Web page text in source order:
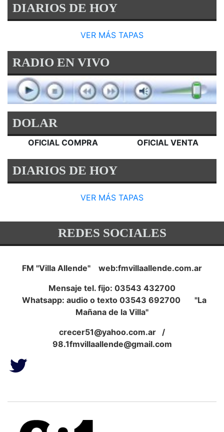
DIARIOS DE HOY
VER MÁS TAPAS
RADIO EN VIVO
DOLAR
OFICIAL COMPRA OFICIAL VENTA
DIARIOS DE HOY
VER MÁS TAPAS
REDES SOCIALES
FM "Villa Allende" web:fmvillaallende.com.ar
Mensaje tel. fijo: 03543 432700
Whatsapp: audio o texto 03543 692700 "La
Mañana de la Villa"
crecer51@yahoo.com.ar /
98.1fmvillaallende@gmail.com